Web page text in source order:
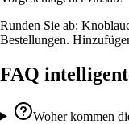
Runden Sie ab:
Bestellungen.
FAQ
Woher kommen